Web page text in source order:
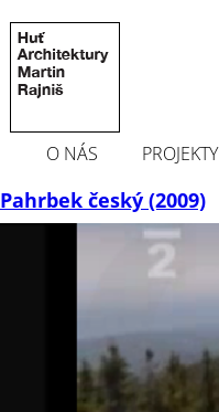
O NÁS PROJEKTY
Pahrbek český (2009)